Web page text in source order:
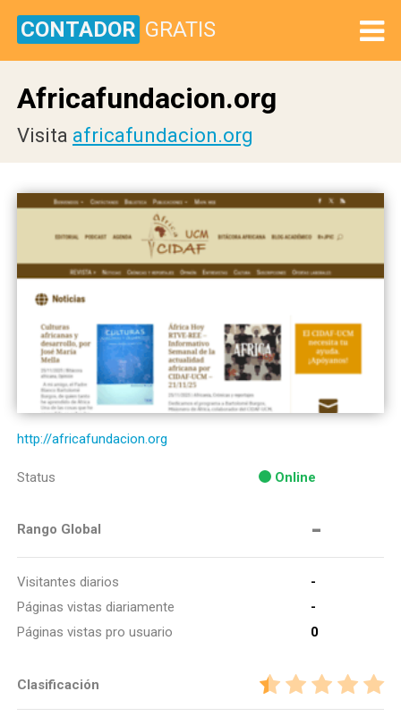
CONTADOR GRATIS
Africafundacion.org
Visita africafundacion.org
http://africafundacion.org
Status Online
Rango Global -
Visitantes diarios
-
Páginas vistas diariamente
-
Páginas vistas pro usuario
0
Clasificación